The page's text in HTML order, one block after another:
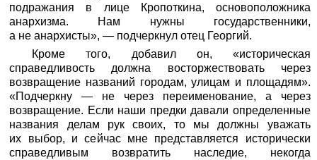
подражания в лице Кропоткина, основоположника
анархизма. Нам нужны государственники,
а не анархисты», — подчеркнул отец Георгий.
Кроме того, добавил он, «историческая
справедливость должна восторжествовать через
возвращение названий городам, улицам и площадям».
«Подчеркну — не через переименование, а через
возвращение. Если наши предки давали определенные
названия делам рук своих, то мы должны уважать
их выбор, и сейчас мне представляется исторически
справедливым возвратить наследие, некогда